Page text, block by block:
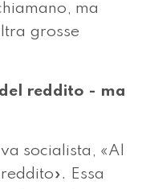
ma
grosse
reddito - ma
socialista, «Al
Essa